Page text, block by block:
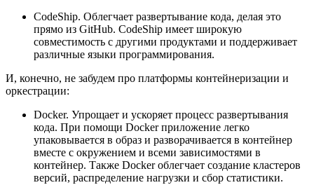
CodeShip. Облегчает развертывание кода, делая это
прямо из GitHub. CodeShip имеет широкую
совместимость с другими продуктами и поддерживает
различные языки программирования.
И, конечно, не забудем про платформы контейнеризации и
оркестрации:
Docker. Упрощает и ускоряет процесс развертывания
кода. При помощи Docker приложение легко
упаковывается в образ и разворачивается в контейнер
вместе с окружением и всеми зависимостями в
контейнер. Также Docker облегчает создание кластеров
версий, распределение нагрузки и сбор статистики.